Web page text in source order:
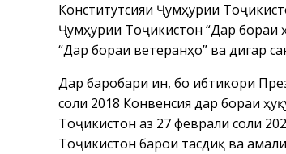
Конститутсияи Ҷумҳурии
Ҷумҳурии Тоҷикистон “Дар бораи
“Дар бораи ветеранҳо” ва дигар
Дар баробари ин, бо ибтикори
соли 2018 Конвенсия дар бораи
Тоҷикистон аз 27 феврали соли
Тоҷикистон барои тасдиқ ва